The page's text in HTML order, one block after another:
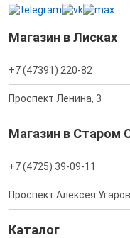
Магазин в Лисках
+7 (47391) 220-82
Проспект Ленина, 3
Магазин в Старом
+7 (4725) 39-09-11
Проспект Алексея
Каталог